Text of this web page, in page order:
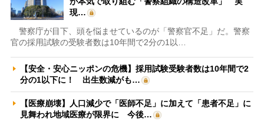
現…
警察庁が目下、頭を悩ませているのが「警察官不足」だ。警察
官の採用試験の受験者数は10年間で2分の1以…
【安全・安心ニッポンの危機】採用試験受験者数は10年間で2
分の1以下に！ 出生数減がも…
【医療崩壊】人口減少で「医師不足」に加えて「患者不足」に
見舞われ地域医療が限界に 今後…